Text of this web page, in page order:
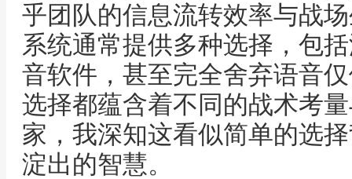
乎团队的信息流转效率与战
系统通常提供多种选择，包
音软件，甚至完全舍弃语音
选择都蕴含着不同的战术考
家，我深知这看似简单的选
淀出的智慧。